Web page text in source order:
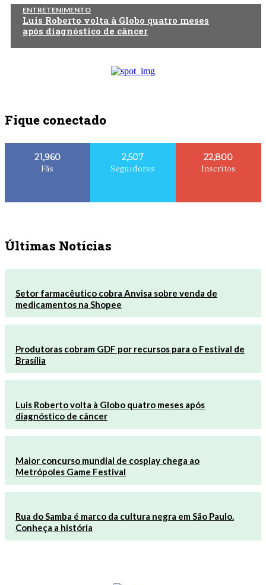
ENTRETENIMENTO
Luis Roberto volta à Globo quatro meses
após diagnóstico de câncer
Fique conectado
21,960
Fãs
2,507
Seguidores
22,800
Inscritos
Últimas Notícias
Setor farmacêutico cobra Anvisa sobre venda de
medicamentos na Shopee
Produtoras cobram GDF por recursos para o Festival de
Brasília
Luis Roberto volta à Globo quatro meses após
diagnóstico de câncer
Maior concurso mundial de cosplay chega ao
Metrópoles Game Festival
Rua do Samba é marco da cultura negra em São Paulo.
Conheça a história